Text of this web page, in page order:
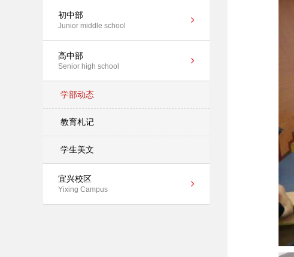
初中部
Junior middle school
高中部
Senior high school
学部动态
教育札记
学生美文
宜兴校区
Yixing Campus